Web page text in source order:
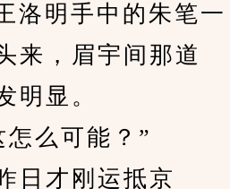
明手中的朱笔一
来，眉宇间那道
明显。
么可能？”
才刚运抵京